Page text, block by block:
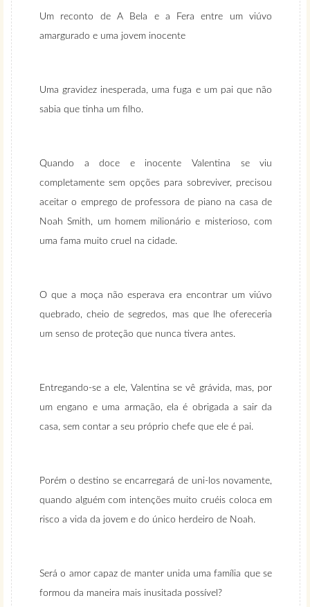
Um reconto de A Bela e a Fera entre um viúvo
amargurado e uma jovem inocente
Uma gravidez inesperada, uma fuga e um pai que não
sabia que tinha um filho.
Quando a doce e inocente Valentina se viu
completamente sem opções para sobreviver, precisou
aceitar o emprego de professora de piano na casa de
Noah Smith, um homem milionário e misterioso, com
uma fama muito cruel na cidade.
O que a moça não esperava era encontrar um viúvo
quebrado, cheio de segredos, mas que lhe ofereceria
um senso de proteção que nunca tivera antes.
Entregando-se a ele, Valentina se vê grávida, mas, por
um engano e uma armação, ela é obrigada a sair da
casa, sem contar a seu próprio chefe que ele é pai.
Porém o destino se encarregará de uni-los novamente,
quando alguém com intenções muito cruéis coloca em
risco a vida da jovem e do único herdeiro de Noah.
Será o amor capaz de manter unida uma família que se
formou da maneira mais inusitada possível?